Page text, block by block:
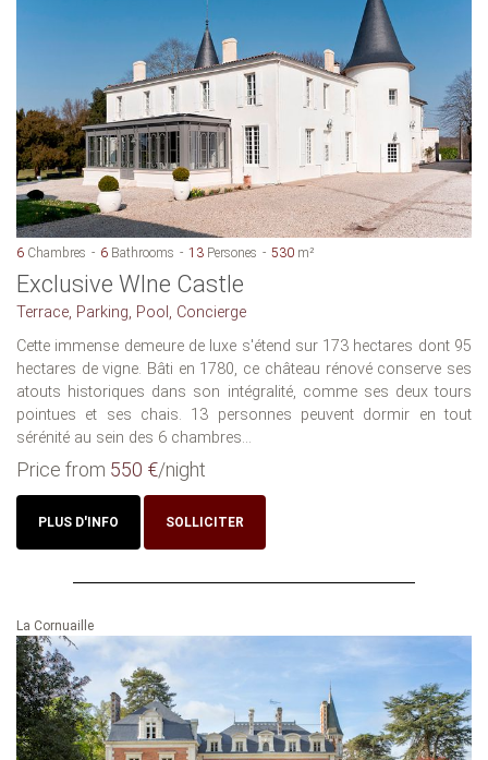
6 Chambres 6 Bathrooms 13 Persones 530 m²
Exclusive WIne Castle
Terrace, Parking, Pool, Concierge
Cette immense demeure de luxe s'étend sur 173 hectares dont 95
hectares de vigne. Bâti en 1780, ce château rénové conserve ses
atouts historiques dans son intégralité, comme ses deux tours
pointues et ses chais. 13 personnes peuvent dormir en tout
sérénité au sein des 6 chambres...
Price from 550 €/night
PLUS D'INFO SOLLICITER
La Cornuaille